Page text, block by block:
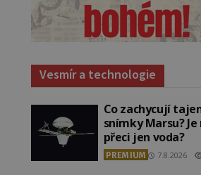
Vesmír a technologie
Co zachycují
snímky Marsu? Je
přeci jen voda?
PREMIUM 7.8.2026